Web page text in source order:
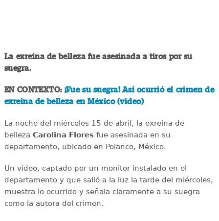
La exreina de belleza fue asesinada a tiros por su
suegra.
EN CONTEXTO: ¡Fue su suegra! Así ocurrió el crimen de
exreina de belleza en México (video)
La noche del miércoles 15 de abril, la exreina de
belleza Carolina Floresfue asesinada en su
departamento, ubicado en Polanco, México.
Un video, captado por un monitor instalado en el
departamento y que salió a la luz la tarde del miércoles,
muestra lo ocurrido y señala claramente a su suegra
como la autora del crimen.